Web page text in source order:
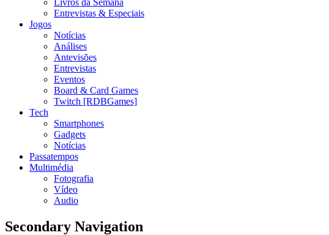
Entrevistas & Especiais
Jogos
Notícias
Análises
Antevisões
Entrevistas
Eventos
Board & Card Games
Twitch [RDBGames]
Tech
Smartphones
Gadgets
Notícias
Passatempos
Multimédia
Fotografia
Vídeo
Audio
Secondary Navigation